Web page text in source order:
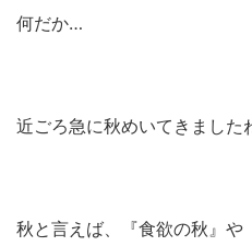
何だか…
近ごろ急に秋めいてきました
秋と言えば、『食欲の秋』や